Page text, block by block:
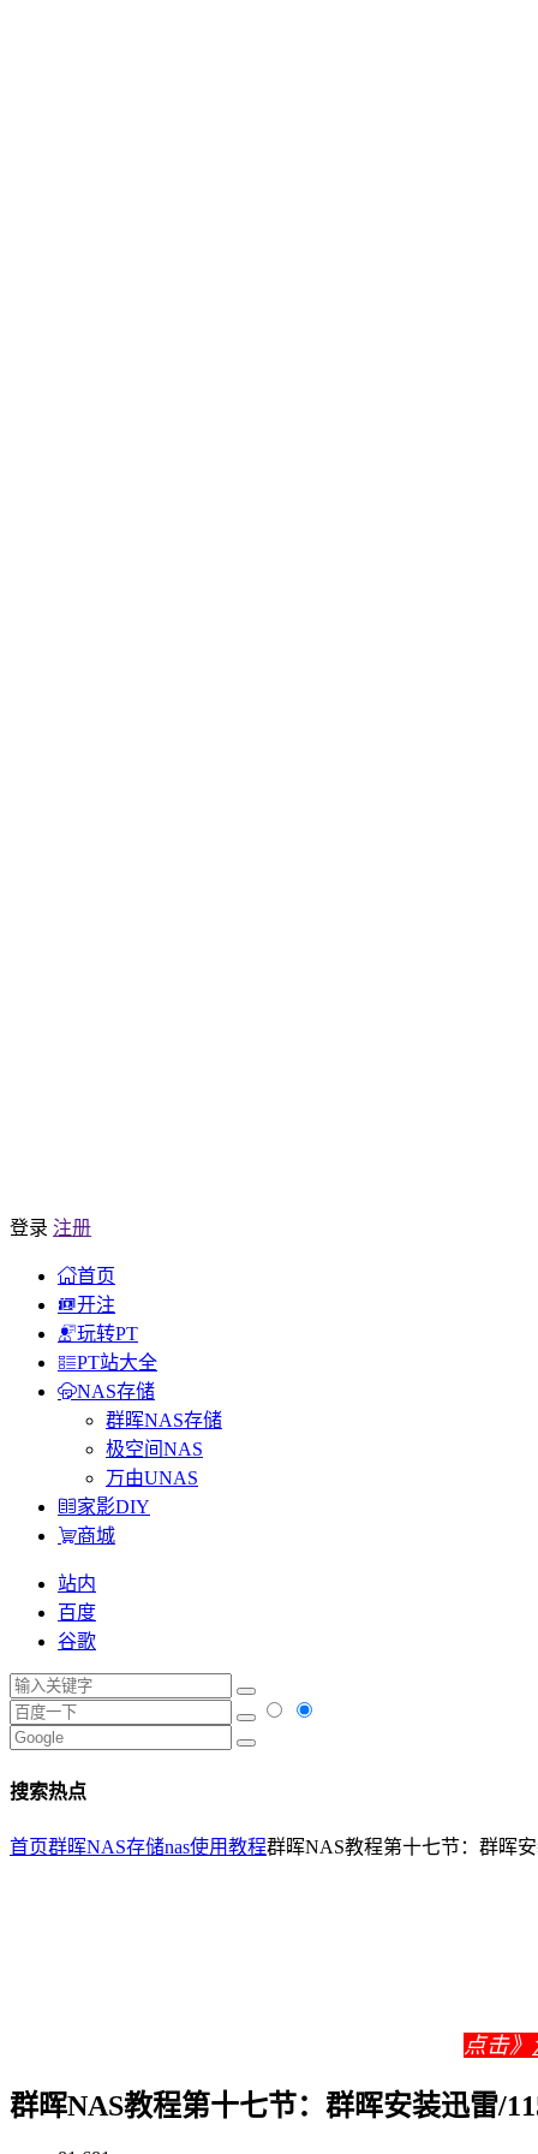
登录 注册
首页
开注
玩转PT
PT站大全
NAS存储
群晖NAS存储
极空间NAS
万由UNAS
家影DIY
商城
站内
百度
谷歌
搜索热点
首页群晖NAS存储nas使用教程群晖NAS教程第十七节：群晖
点击》
群晖NAS教程第十七节：群晖安装迅雷/